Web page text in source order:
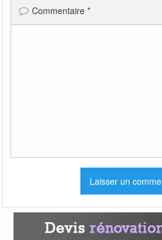
Commentaire*